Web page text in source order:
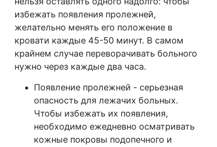
избежать появления пролежней,
желательно менять его положение в
кровати каждые 45-50 минут. В самом
крайнем случае переворачивать больного
нужно через каждые два часа.
Появление пролежней - серьезная
опасность для лежачих больных.
Чтобы избежать их появления,
необходимо ежедневно осматривать
кожные покровы подопечного и